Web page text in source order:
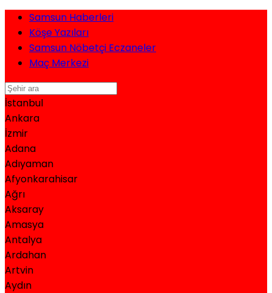
Samsun Haberleri
Köşe Yazıları
Samsun Nöbetçi Eczaneler
Maç Merkezi
İstanbul
Ankara
İzmir
Adana
Adıyaman
Afyonkarahisar
Ağrı
Aksaray
Amasya
Antalya
Ardahan
Artvin
Aydın